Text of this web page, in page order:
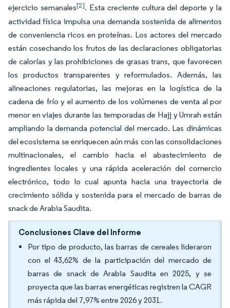
ejercicio semanales[2]. Esta creciente cultura del deporte y la
actividad física impulsa una demanda sostenida de alimentos
de conveniencia ricos en proteínas. Los actores del mercado
están cosechando los frutos de las declaraciones obligatorias
de calorías y las prohibiciones de grasas trans, que favorecen
los productos transparentes y reformulados. Además, las
alineaciones regulatorias, las mejoras en la logística de la
cadena de frío y el aumento de los volúmenes de venta al por
menor en viajes durante las temporadas de Hajj y Umrah están
ampliando la demanda potencial del mercado. Las dinámicas
del ecosistema se enriquecen aún más con las consolidaciones
multinacionales, el cambio hacia el abastecimiento de
ingredientes locales y una rápida aceleración del comercio
electrónico, todo lo cual apunta hacia una trayectoria de
crecimiento sólida y sostenida para el mercado de barras de
snack de Arabia Saudita.
Conclusiones Clave del Informe
Por tipo de producto, las barras de cereales lideraron
con el 43,62% de la participación del mercado de
barras de snack de Arabia Saudita en 2025, y se
proyecta que las barras energéticas registren la CAGR
más rápida del 7,97% entre 2026 y 2031.